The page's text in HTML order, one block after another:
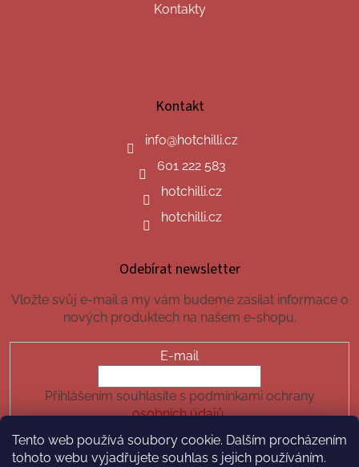
Tento web používá soubory cookie. Dalším procházením
tohoto webu vyjadřujete souhlas s jejich používáním.
Kontakty
Kontakt
info@hotchilli.cz
601 222 583
hotchilli.cz
hotchilli.cz
Odebírat newsletter
Vložte svůj e-mail a my vám budeme zasílat informace o
nových produktech na našem e-shopu.
E-mail
Přihlášením souhlasíte s podmínkami ochrany
osobních údajů.
PŘIHLÁSIT SE